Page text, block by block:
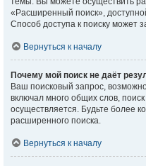
«Расширенный поиск»,
Способ доступа к поиску может
Вернуться к началу
Почему мой поиск не даёт
Ваш поисковый запрос,
включал много общих слов,
осуществляется. Будьте более
расширенного поиска.
Вернуться к началу